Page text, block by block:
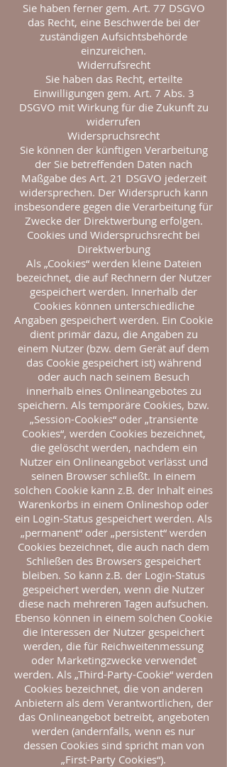
Sie haben ferner gem. Art. 77 DSGVO
das Recht, eine Beschwerde bei der
zuständigen Aufsichtsbehörde
einzureichen.
Widerrufsrecht
Sie haben das Recht, erteilte
Einwilligungen gem. Art. 7 Abs. 3
DSGVO mit Wirkung für die Zukunft zu
widerrufen
Widerspruchsrecht
Sie können der künftigen Verarbeitung
der Sie betreffenden Daten nach
Maßgabe des Art. 21 DSGVO jederzeit
widersprechen. Der Widerspruch kann
insbesondere gegen die Verarbeitung für
Zwecke der Direktwerbung erfolgen.
Cookies und Widerspruchsrecht bei
Direktwerbung
Als „Cookies“ werden kleine Dateien
bezeichnet, die auf Rechnern der Nutzer
gespeichert werden. Innerhalb der
Cookies können unterschiedliche
Angaben gespeichert werden. Ein Cookie
dient primär dazu, die Angaben zu
einem Nutzer (bzw. dem Gerät auf dem
das Cookie gespeichert ist) während
oder auch nach seinem Besuch
innerhalb eines Onlineangebotes zu
speichern. Als temporäre Cookies, bzw.
„Session-Cookies“ oder „transiente
Cookies“, werden Cookies bezeichnet,
die gelöscht werden, nachdem ein
Nutzer ein Onlineangebot verlässt und
seinen Browser schließt. In einem
solchen Cookie kann z.B. der Inhalt eines
Warenkorbs in einem Onlineshop oder
ein Login-Status gespeichert werden. Als
„permanent“ oder „persistent“ werden
Cookies bezeichnet, die auch nach dem
Schließen des Browsers gespeichert
bleiben. So kann z.B. der Login-Status
gespeichert werden, wenn die Nutzer
diese nach mehreren Tagen aufsuchen.
Ebenso können in einem solchen Cookie
die Interessen der Nutzer gespeichert
werden, die für Reichweitenmessung
oder Marketingzwecke verwendet
werden. Als „Third-Party-Cookie“ werden
Cookies bezeichnet, die von anderen
Anbietern als dem Verantwortlichen, der
das Onlineangebot betreibt, angeboten
werden (andernfalls, wenn es nur
dessen Cookies sind spricht man von
„First-Party Cookies“).